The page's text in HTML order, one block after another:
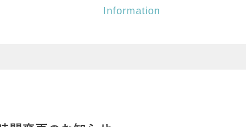
Information